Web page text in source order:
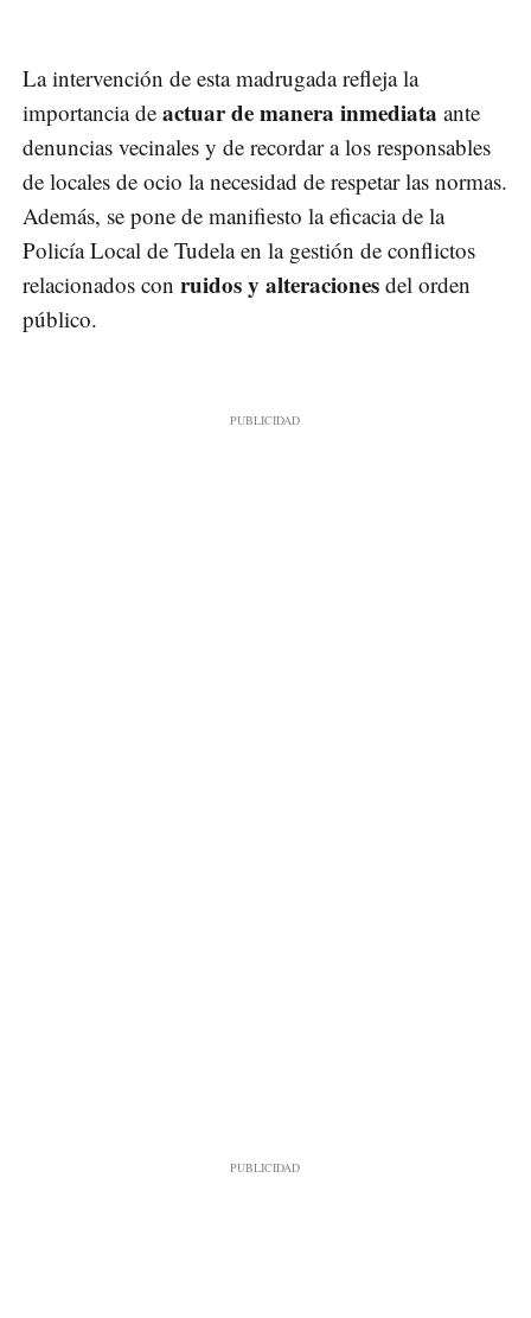
La intervención de esta madrugada refleja la
importancia de actuar de manera inmediata ante
denuncias vecinales y de recordar a los responsables
de locales de ocio la necesidad de respetar las normas.
Además, se pone de manifiesto la eficacia de la
Policía Local de Tudela en la gestión de conflictos
relacionados con ruidos y alteraciones del orden
público.